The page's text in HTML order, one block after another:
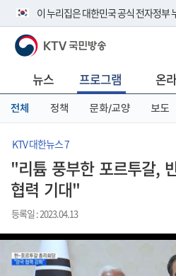
이 누리집은 대한민국 공식 전자정부
공식 누리집 주소 확인하기
니다.
이밖에 or.kr 또는 .kr등 다른 도메인
서 도메인 주소를 확인해 보세요
KTV 국민방송
뉴스 프로그램 온
전체 정책 문화/교양 보도
KTV 대한뉴스 7
"리튬 풍부한 포르투갈,
협력 기대"
등록일 : 2023.04.13